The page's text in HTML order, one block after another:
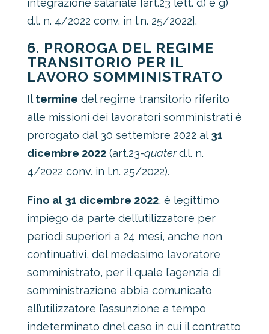
integrazione salariale [art.23 lett. d) e g)
d.l. n. 4/2022 conv. in l.n. 25/2022].
6. PROROGA DEL REGIME
TRANSITORIO PER IL
LAVORO SOMMINISTRATO
Il termine del regime transitorio riferito
alle missioni dei lavoratori somministrati è
prorogato dal 30 settembre 2022 al 31
dicembre 2022(art.23-quaterd.l. n.
4/2022 conv. in l.n. 25/2022).
Fino al 31 dicembre 2022, è legittimo
impiego da parte dell’utilizzatore per
periodi superiori a 24 mesi, anche non
continuativi, del medesimo lavoratore
somministrato, per il quale l’agenzia di
somministrazione abbia comunicato
all’utilizzatore l’assunzione a tempo
indeterminato dnel caso in cui il contratto